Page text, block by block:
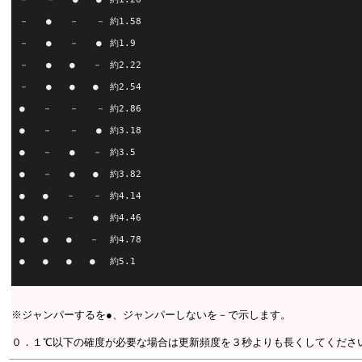
－　　●　　－　　－	約1.58
－　　●　　－　　●	約1.9
－　　●　　●　　－	約2.22
－　　●　　●　　●	約2.54
●　　－　　－　　－	約2.86
●　　－　　－　　●	約3.18
●　　－　　●　　－	約3.5
●　　－　　●　　●	約3.82
●　　●　　－　　－	約4.14
●　　●　　－　　●	約4.46
●　　●　　●　　－	約4.78
●　　●　　●　　●	約5.1
※ジャンパーするを●、ジャンパーしないを－で示します。
０．１℃以下の確度が必要な場合は更新頻度を３秒よりも長くしてくださ